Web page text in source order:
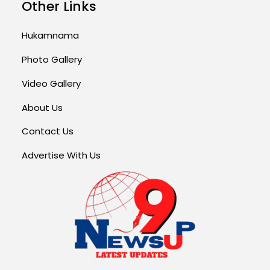
Other Links
Hukamnama
Photo Gallery
Video Gallery
About Us
Contact Us
Advertise With Us